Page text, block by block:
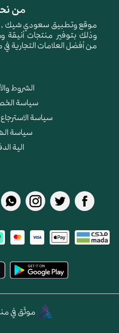
من
موقع وتطبيق سعودي شيك ,
وذلك بتوفير منتجات أنيقة
من أفضل العلامات التجارية في
الشروط
سياسة
سياسة
سياسة
الية
موثّق في